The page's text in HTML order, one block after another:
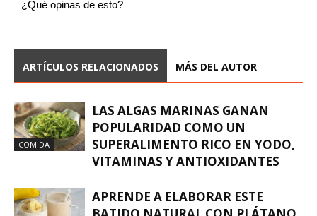
¿Qué opinas de esto?
ARTÍCULOS RELACIONADOS MÁS DEL AUTOR
COMIDA
LAS ALGAS MARINAS GANAN
POPULARIDAD COMO UN
SUPERALIMENTO RICO EN YODO,
VITAMINAS Y ANTIOXIDANTES
APRENDE A ELABORAR ESTE